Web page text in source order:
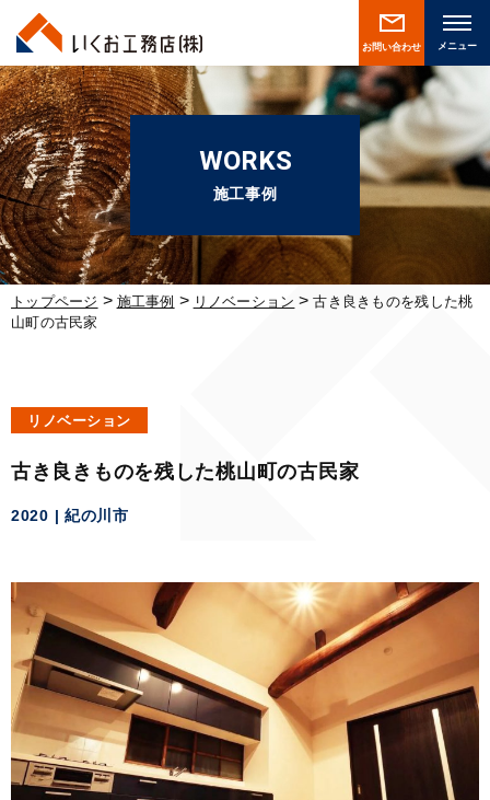
お問い合わせ
WORKS
施工事例
トップページ > 施工事例 > リノベーション >古き良きものを残した桃
山町の古民家
リノベーション
古き良きものを残した桃山町の古民家
2020 紀の川市